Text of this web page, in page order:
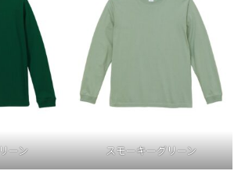
ーン スモーキーグリーン